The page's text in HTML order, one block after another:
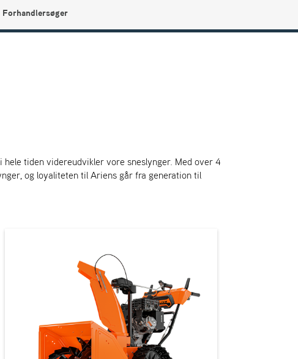
Forhandlersøger
hele tiden videreudvikler vore sneslynger. Med over 4
og loyaliteten til Ariens går fra generation til